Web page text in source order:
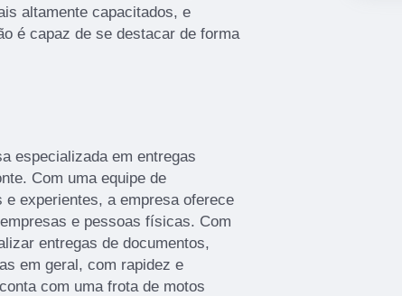
altamente capacitados, e
é capaz de se destacar de forma
especializada em entregas
Com uma equipe de
experientes, a empresa oferece
e pessoas físicas. Com
entregas de documentos,
em geral, com rapidez e
com uma frota de motos